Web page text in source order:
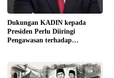
Dukungan KADIN kepada
Presiden Perlu Diiringi
Pengawasan terhadap